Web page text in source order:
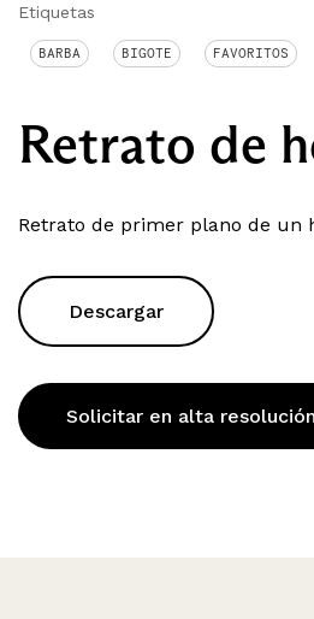
Etiquetas
BARBA BIGOTE FAVORITOS
Retrato de
Retrato de primer plano de un
Descargar
Solicitar en alta resolución